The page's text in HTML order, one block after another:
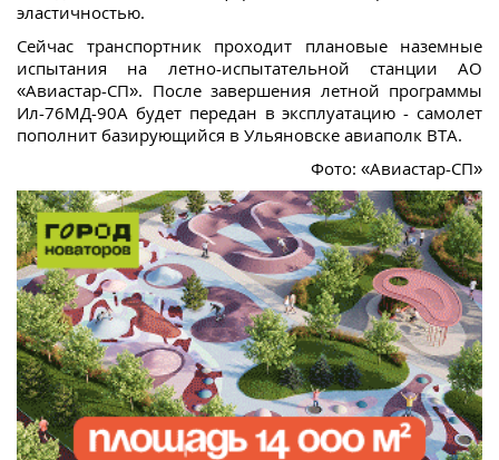
эластичностью.
Сейчас транспортник проходит плановые наземные
испытания на летно-испытательной станции АО
«Авиастар-СП». После завершения летной программы
Ил-76МД-90А будет передан в эксплуатацию - самолет
пополнит базирующийся в Ульяновске авиаполк ВТА.
Фото: «Авиастар-СП»